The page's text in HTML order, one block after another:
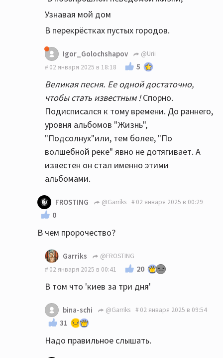
одинаковые...почти одинаковые!
Узнавая мой дом
В перекрёстках пустых городов.
Igor_Golochshapov
@Urii
02 января 2025 в 18:18
5
Великая песня. Ее одной достаточно,
чтобы стать известным !Спорно.
Подисписался к тому времени. До раннего,
уровня альбомов "Жизнь",
"Подсолнух"или, тем более, "По
волшебной реке" явно не дотягивает. А
известен он стал именно этими
альбомами.
FROSTING @Garriks 02 января 2025 в 00:29
0
В чем пророчество?
Garriks
@FROSTING
02 января 2025 в 00:41
20
В том что 'киев за три дня'
bina-schi @Garriks 02 января 2025 в 09:54
31
Надо правильное слышать.